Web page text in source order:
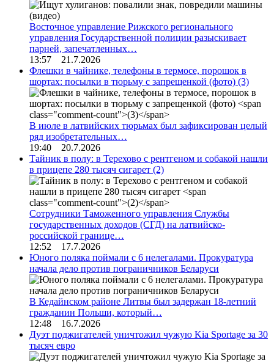
Восточное управление Рижского регионального
управления Государственной полиции разыскивает
парней, запечатленных…
13:57 21.7.2026
Флешки в чайнике, телефоны в термосе, порошок в
шортах: посылки в тюрьму с запрещенкой (фото) (3)
В июле в латвийских тюрьмах был зафиксирован целый
ряд изобретательных…
19:40 20.7.2026
Тайник в полу: в Терехово с рентгеном и собакой нашли
в прицепе 280 тысяч сигарет (2)
Сотрудники Таможенного управления Службы
государственных доходов (СГД) на латвийско-
российской границе…
12:52 17.7.2026
Юного поляка поймали с 6 нелегалами. Прокуратура
начала дело против пограничников Беларуси
В Кедайнском районе Литвы был задержан 18-летний
гражданин Польши, который…
12:48 16.7.2026
Дуэт поджигателей уничтожил чужую Kia Sportage за 30
тысяч евро